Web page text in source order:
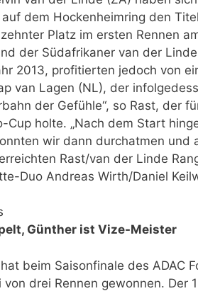
auf dem Hockenheimring den
Platz im ersten Rennen
der Südafrikaner van der
2013, profitierten jedoch von
van Lagen (NL), der
der Gefühle“, so Rast, der
Cup holte. „Nach dem Start
wir dann durchatmen und
Rast/van der Linde
Duo Andreas Wirth/Daniel
Günther ist Vize-Meister
beim Saisonfinale des ADAC
drei Rennen gewonnen. Der